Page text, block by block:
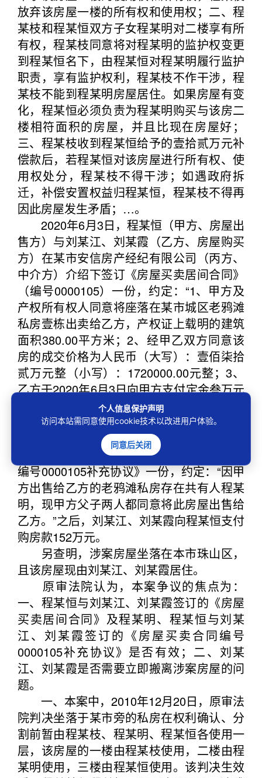
放弃该房屋一楼的所有权和使用权；二、程
某枝和程某恒双方子女程某明对二楼享有所
有权，程某枝同意将对程某明的监护权变更
到程某恒名下，由程某恒对程某明履行监护
职责，享有监护权利，程某枝不作干涉，程
某枝不能到程某明房屋居住。如果房屋有变
化，程某恒必须负责为程某明购买与该房二
楼相符面积的房屋，并且比现在房屋好；
三、程某枝收到程某恒给予的壹拾贰万元补
偿款后，若程某恒对该房屋进行所有权、使
用权处分，程某枝不得干涉；如遇政府拆
迁，补偿安置权益归程某恒，程某枝不得再
因此房屋发生矛盾；…。
2020年6月3日，程某恒（甲方、房屋出
售方）与刘某江、刘某霞（乙方、房屋购买
方）在某市安信房产经纪有限公司（丙方、
中介方）介绍下签订《房屋买卖居间合同》
（编号0000105）一份，约定：“1、甲方及
产权所有权人同意将座落在某市城区老鸦滩
私房壹栋出卖给乙方，产权证上载明的建筑
面积380.00平方米；2、经甲乙双方同意该
房的成交价格为人民币（大写）：壹佰柒拾
贰万元整（小写）：1720000.00元整；3、
乙方于2020年6月3日向甲方支付定金叁万元
整（小写）：30000.00元整；…。”2020年6
月23日，程某明、程某恒（甲方）与刘某
江、刘某霞（乙方）在某市安信房产经纪有
限公司（丙方）介绍下签订《房屋买卖合同
编号0000105补充协议》一份，约定：“因甲
方出售给乙方的老鸦滩私房存在共有人程某
明，现甲方父子两人都同意将此房屋出售给
乙方。”之后，刘某江、刘某霞向程某恒支付
购房款152万元。
另查明，涉案房屋坐落在本市珠山区，
且该房屋现由刘某江、刘某霞居住。
原审法院认为，本案争议的焦点为：
一、程某恒与刘某江、刘某霞签订的《房屋
买卖居间合同》及程某明、程某恒与刘某
江、刘某霞签订的《房屋买卖合同编号
0000105补充协议》是否有效；二、刘某
江、刘某霞是否需要立即搬离涉案房屋的问
题。
一、本案中，2010年12月20日，原审法
院判决坐落于某市旁的私房在权利确认、分
割前暂由程某枝、程某明、程某恒各使用一
层，该房屋的一楼由程某枝使用，二楼由程
某明使用，三楼由程某恒使用。该判决生效
个人信息保护声明
访问本站需同意使用cookie技术以改进用户体验。
同意后关闭